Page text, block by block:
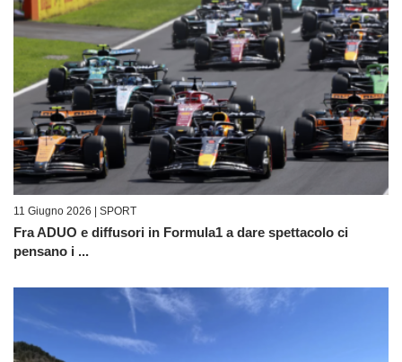
11 Giugno 2026 | SPORT
Fra ADUO e diffusori in Formula1 a dare spettacolo ci
pensano i ...